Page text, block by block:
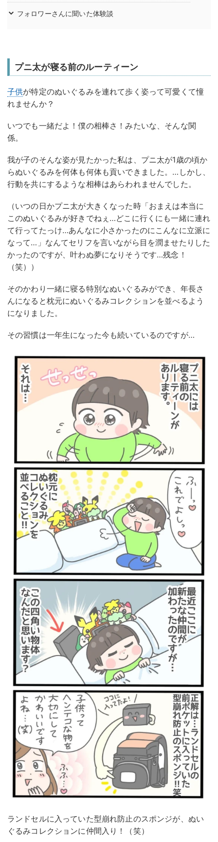
フォロワーさんに聞いた体験談
プニ太が寝る前のルーティーン
子供が特定のぬいぐるみを連れて歩く姿って可愛くて憧
れませんか？
いつでも一緒だよ！僕の相棒さ！みたいな、そんな関
係。
我が子のそんな姿が見たかった私は、プニ太が1歳の頃か
らぬいぐるみを何体も何体も貢いできました。…しかし、
行動を共にするような相棒はあらわれませんでした。
（いつの日かプニ太が大きくなった時「おまえは本当に
このぬいぐるみが好きでねぇ…どこに行くにも一緒に連れ
て行ってたっけ…あんなに小さかったのにこんなに立派に
なって…」なんてセリフを言いながら目を潤ませたりした
かったのですが、叶わぬ夢になりそうです…残念！
（笑））
そのかわり一緒に寝る特別なぬいぐるみができ、年長さ
んになると枕元にぬいぐるみコレクションを並べるよう
になりました。
その習慣は一年生になった今も続いているのですが…
ランドセルに入っていた型崩れ防止のスポンジが、ぬい
ぐるみコレクションに仲間入り！（笑）